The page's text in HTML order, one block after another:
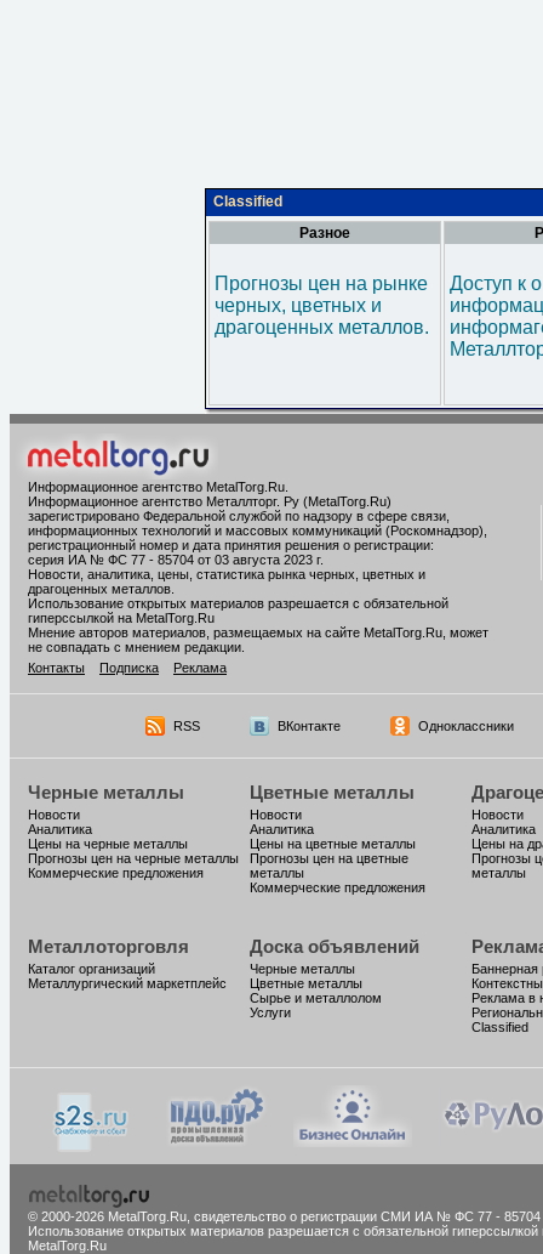
Classified
Разное
Прогнозы цен на рынке
черных, цветных и
драгоценных металлов.
Доступ к
Информационное агентство MetalTorg.Ru
Информационное агентство Металлторг. Ру (MetalTorg.Ru)
зарегистрировано Федеральной службой по надзору в сфере связи,
информационных технологий и массовых коммуникаций (Роскомнадзор),
регистрационный номер и дата принятия решения о регистрации:
серия ИА № ФС 77 - 85704 от 03 августа 2023 г.
Новости, аналитика, цены, статистика рынка черных, цветных и
драгоценных металлов.
Использование открытых материалов разрешается с обязательной
гиперссылкой на MetalTorg.Ru
Мнение авторов материалов, размещаемых на сайте MetalTorg.Ru, может
не совпадать с мнением редакции.
Контакты
Подписка Реклама
RSS ВКонтакте Одноклассники
Черные металлы
Новости
Аналитика
Цены на черные металлы
Прогнозы цен на черные металлы
Коммерческие предложения
Цветные металлы
Новости
Аналитика
Цены на цветные металлы
Прогнозы цен на цветные
металлы
Коммерческие предложения
Новости
Аналитика
Цены на
Прогнозы
металлы
Металлоторговля
Каталог организаций
Металлургический маркетплейс
Доска объявлений
Черные металлы
Цветные металлы
Сырье и металлолом
Услуги
Баннерная
Реклама в
Classified
© 2000-2026 MetalTorg.Ru, cвидетельство о регистрации СМИ ИА № ФС 77 - 85704
Использование открытых материалов разрешается с обязательной гиперссылкой
MetalTorg.Ru